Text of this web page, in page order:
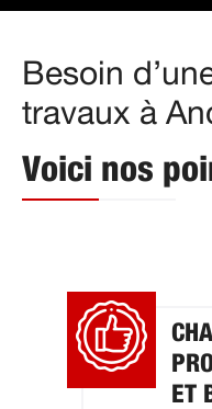
Besoin
travaux à
Voici nos
ET